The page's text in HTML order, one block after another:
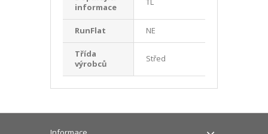
informace
RunFlat NE
Třída
výrobců
Střed